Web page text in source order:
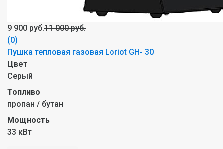
9 900 руб.11 000 руб.
(0)
Пушка тепловая газовая Loriot GH- 30
Цвет
Серый
Топливо
пропан / бутан
Мощность
33 кВт